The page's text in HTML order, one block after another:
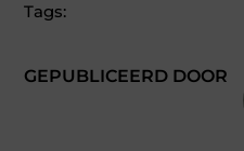
GEPUBLICEERD DOOR
Tags: